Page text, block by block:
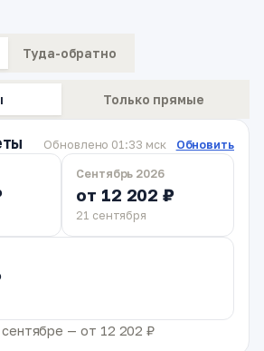
Туда-обратно
Только прямые
Обновлено 01:33 мск Обновить
Сентябрь 2026
от 12 202 ₽
21 сентября
— от 12 202 ₽